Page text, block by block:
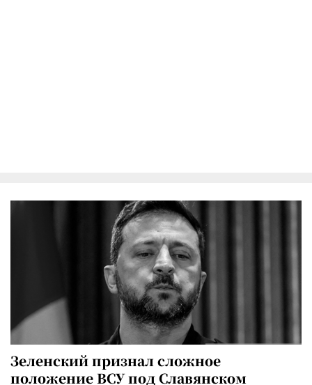
Зеленский признал сложное
положение ВСУ под Славянском